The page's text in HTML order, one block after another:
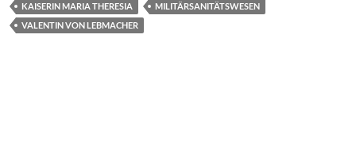
KAISERIN MARIA THERESIA
MILITÄRSANITÄTSWESEN
VALENTIN VON LEBMACHER